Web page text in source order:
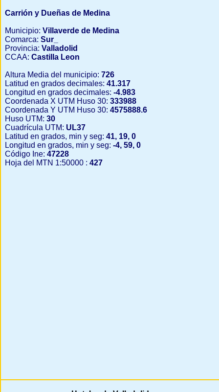
Carrión y Dueñas de Medina
Municipio: Villaverde de Medina
Comarca: Sur_
Provincia: Valladolid
CCAA: Castilla Leon
Altura Media del municipio: 726
Latitud en grados decimales: 41.317
Longitud en grados decimales: -4.983
Coordenada X UTM Huso 30: 333988
Coordenada Y UTM Huso 30: 4575888.6
Huso UTM: 30
Cuadrícula UTM: UL37
Latitud en grados, min y seg: 41, 19, 0
Longitud en grados, min y seg: -4, 59, 0
Código Ine: 47228
Hoja del MTN 1:50000 : 427